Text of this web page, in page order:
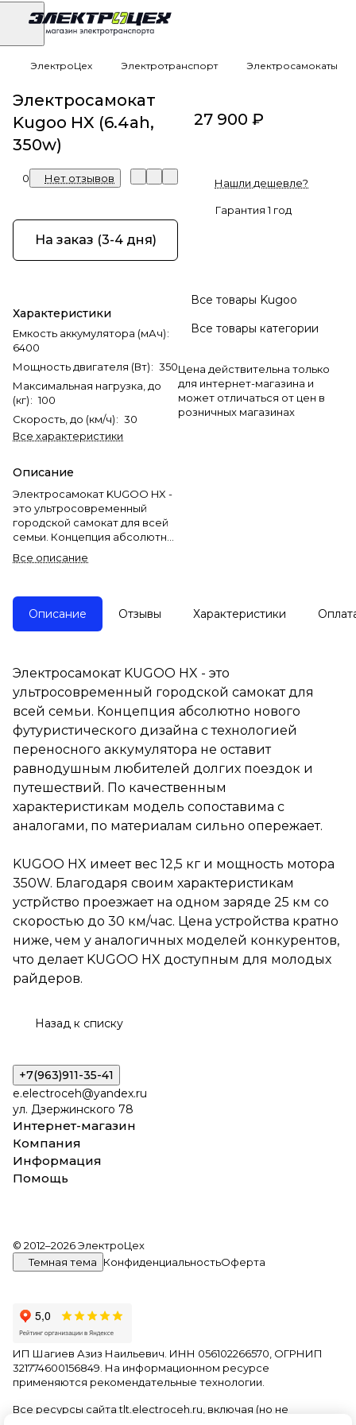
ЭлектроЦех Электротранспорт Электросамокаты
Электросамокат
Kugoo HX (6.4ah,
350w)
0 Нет отзывов
На заказ (3-4 дня)
Характеристики
Емкость аккумулятора (мАч):
6400
Мощность двигателя (Вт): 350
Максимальная нагрузка, до
(кг): 100
Скорость, до (км/ч): 30
Все характеристики
Описание
Электросамокат KUGOO HX -
это ультросовременный
городской самокат для всей
семьи. Концепция абсолютно
дизайна с технологией
не оставит равнодушным
любителей долгих поездок и
сопоставима с аналогами, по
материалам сильно
опережает.
KUGOO HX имеет вес 12,5 кг и
мощность мотора 350W.
Благодаря своим
характеристикам устрйство
проезжает на одном заряде
25 км со скоростью до 30 км/
час. Цена устройства кратно
ниже, чем у аналогичных
для молодых райдеров.
Все описание
27 900 ₽
Нашли дешевле?
Гарантия 1 год
Все товары Kugoo
Все товары категории
Цена действительна только
для интернет-магазина и
может отличаться от цен в
розничных магазинах
Описание Отзывы Характеристики
Электросамокат KUGOO HX - это
ультросовременный городской самокат для
всей семьи. Концепция абсолютно нового
футуристического дизайна с технологией
переносного аккумулятора не оставит
равнодушным любителей долгих поездок и
путешествий. По качественным
характеристикам модель сопоставима с
аналогами, по материалам сильно опережает.
KUGOO HX имеет вес 12,5 кг и мощность мотора
350W. Благодаря своим характеристикам
устрйство проезжает на одном заряде 25 км со
скоростью до 30 км/час. Цена устройства кратно
ниже, чем у аналогичных моделей конкурентов,
что делает KUGOO HX доступным для молодых
райдеров.
Назад к списку
+7(963)911-35-41
e.electroceh@yandex.ru
ул. Дзержинского 78
Интернет-магазин
Компания
Информация
Помощь
© 2012–2026 ЭлектроЦех
Темная тема
КонфиденциальностьОферта
ИП Шагиев Азиз Наильевич. ИНН 056102266570, ОГРНИП
321774600156849. На информационном ресурсе
применяются рекомендательные технологии
Все ресурсы сайта tlt.electroceh.ru, включая (но не